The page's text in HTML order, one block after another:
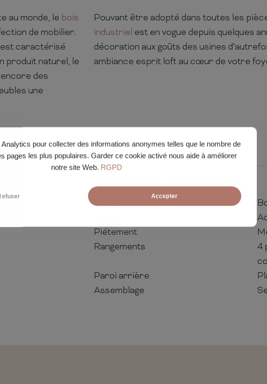
pour collecter des informations anonymes telles que le nombre de
pages les plus populaires. Garder ce cookie activé nous aide à améliorer
notre site Web. RGPD
Accepter
au monde, le bois
de mobilier.
est caractérisé
produit naturel, le
des
une
Pouvant être adopté dans toutes les
industriel est en vogue depuis quelques
décoration aux goûts des usines
ambiance esprit loft au cœur de votre
Matière
Piétement
Rangements
4
Paroi arrière
Assemblage